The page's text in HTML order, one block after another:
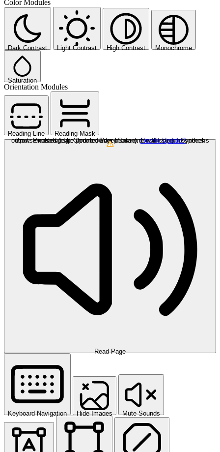
Color Modules
Dark Contrast Light Contrast High Contrast Monochrome
Saturation
Orientation Modules
Reading Line
Reading Mask
Browser needs to be updated
Your browser doesn’t support speech output. Please update your browser or use one with speech synthesis enabled (e.g. Chrome, Edge, Safari).How to Update?
Read Page
Keyboard Navigation Hide Images Mute Sounds